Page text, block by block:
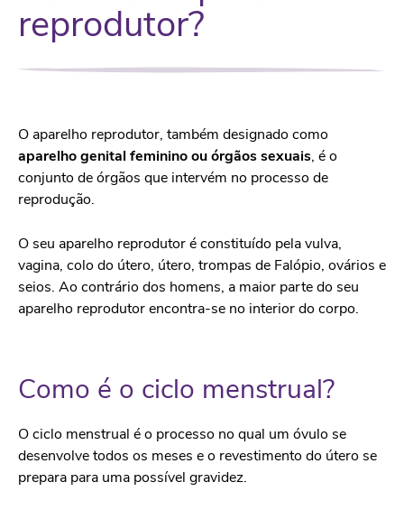
reprodutor?
O aparelho reprodutor, também designado como
aparelho genital feminino ou órgãos sexuais, é o
conjunto de órgãos que intervém no processo de
reprodução.
O seu aparelho reprodutor é constituído pela vulva,
vagina, colo do útero, útero, trompas de Falópio, ovários e
seios. Ao contrário dos homens, a maior parte do seu
aparelho reprodutor encontra-se no interior do corpo.
Como é o ciclo menstrual?
O ciclo menstrual é o processo no qual um óvulo se
desenvolve todos os meses e o revestimento do útero se
prepara para uma possível gravidez.